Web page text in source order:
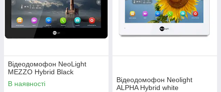
Відеодомофон NeoLight
MEZZO Hybrid Black
В наявності
Відеодомофон Neolight
ALPHA Hybrid white